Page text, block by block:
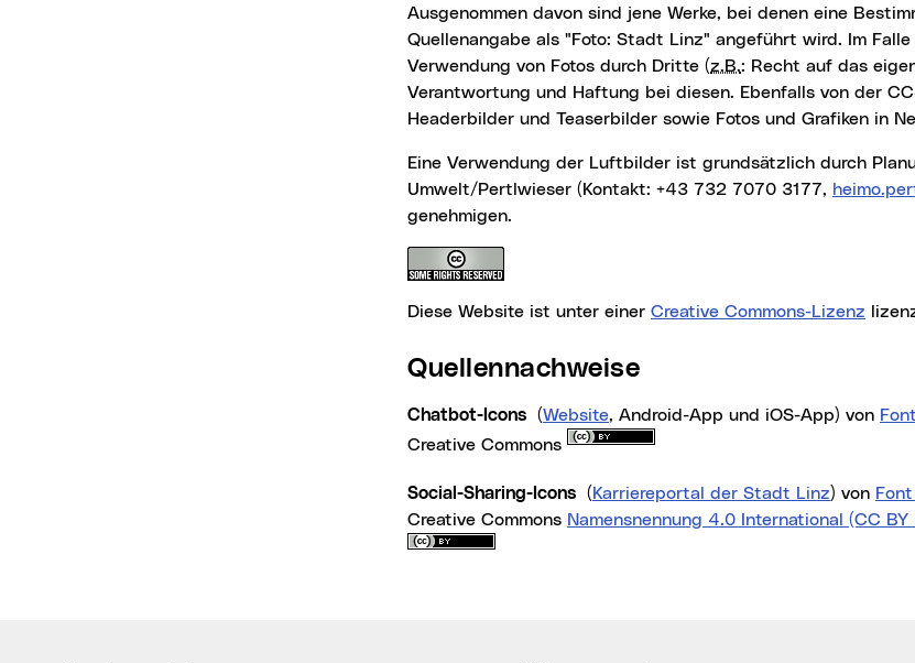
Ausgenommen davon sind jene Werke, bei denen eine Bestimmung bzw. eine andere
Quellenangabe als "Foto: Stadt Linz" angeführt wird. Im
Verwendung von Fotos durch Dritte (z.B.: Recht auf das
Verantwortung und Haftung bei diesen. Ebenfalls von der
Headerbilder und Teaserbilder sowie Fotos und Grafiken in
Eine Verwendung der Luftbilder ist grundsätzlich durch Planung, Technik und
Umwelt/Pertlwieser (Kontakt: +43 732 7070 3177,
genehmigen.
Diese Website ist unter einer Creative Commons-Lizenz
Quellennachweise
Chatbot-Icons (Website, Android-App und iOS-App) von
Creative Commons
Social-Sharing-Icons (Karriereportal der Stadt Linz) von
Creative Commons Namensnennung 4.0 International (CC BY